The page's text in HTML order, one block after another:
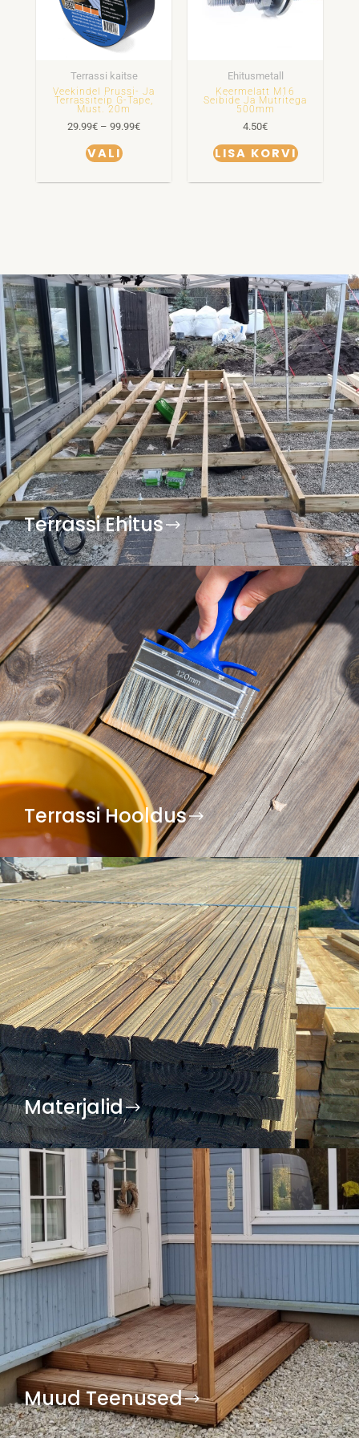
Terrassi kaitse
Veekindel Prussi- Ja
Terrassiteip G-Tape,
Must. 20m
29.99€ – 99.99€
VALI
varianti.
Valikuid
teha
tootelehel.
Ehitusmetall
Keermelatt M16
Seibide Ja Mutritega
500mm
4.50€
LISA KORVI
Terrassi Ehitus
Terrassi Hooldus
Materjalid
Muud Teenused